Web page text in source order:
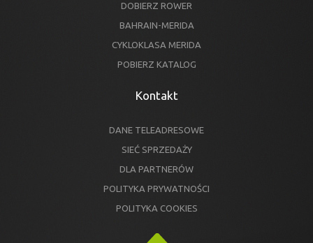
DOBIERZ ROWER
BAHRAIN-MERIDA
CYKLOKLASA MERIDA
POBIERZ KATALOG
Kontakt
DANE TELEADRESOWE
SIEĆ SPRZEDAŻY
DLA PARTNERÓW
POLITYKA PRYWATNOŚCI
POLITYKA COOKIES